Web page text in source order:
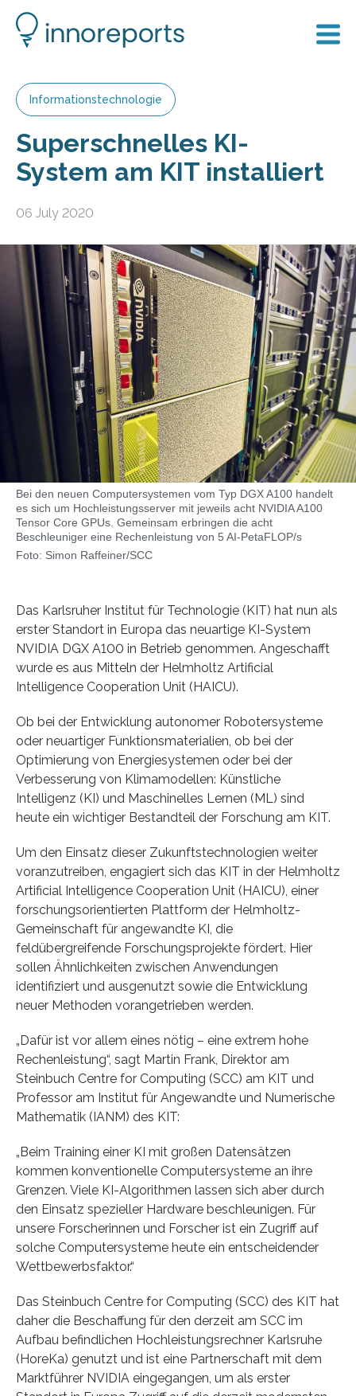
Informationstechnologie
Superschnelles KI-
System am KIT installiert
06 July 2020
Bei den neuen Computersystemen vom Typ DGX A100 handelt
es sich um Hochleistungsserver mit jeweils acht NVIDIA A100
Tensor Core GPUs. Gemeinsam erbringen die acht
Beschleuniger eine Rechenleistung von 5 AI-PetaFLOP/s
Foto: Simon Raffeiner/SCC
Das Karlsruher Institut für Technologie (KIT) hat nun als
erster Standort in Europa das neuartige KI-System
NVIDIA DGX A100 in Betrieb genommen. Angeschafft
wurde es aus Mitteln der Helmholtz Artificial
Intelligence Cooperation Unit (HAICU).
Ob bei der Entwicklung autonomer Robotersysteme
oder neuartiger Funktionsmaterialien, ob bei der
Optimierung von Energiesystemen oder bei der
Verbesserung von Klimamodellen: Künstliche
Intelligenz (KI) und Maschinelles Lernen (ML) sind
heute ein wichtiger Bestandteil der Forschung am KIT.
Um den Einsatz dieser Zukunftstechnologien weiter
voranzutreiben, engagiert sich das KIT in der Helmholtz
Artificial Intelligence Cooperation Unit (HAICU), einer
forschungsorientierten Plattform der Helmholtz-
Gemeinschaft für angewandte KI, die
feldübergreifende Forschungsprojekte fördert. Hier
sollen Ähnlichkeiten zwischen Anwendungen
identifiziert und ausgenutzt sowie die Entwicklung
neuer Methoden vorangetrieben werden.
„Dafür ist vor allem eines nötig – eine extrem hohe
Rechenleistung“, sagt Martin Frank, Direktor am
Steinbuch Centre for Computing (SCC) am KIT und
Professor am Institut für Angewandte und Numerische
Mathematik (IANM) des KIT:
„Beim Training einer KI mit großen Datensätzen
kommen konventionelle Computersysteme an ihre
Grenzen. Viele KI-Algorithmen lassen sich aber durch
den Einsatz spezieller Hardware beschleunigen. Für
unsere Forscherinnen und Forscher ist ein Zugriff auf
solche Computersysteme heute ein entscheidender
Wettbewerbsfaktor.“
Das Steinbuch Centre for Computing (SCC) des KIT hat
daher die Beschaffung für den derzeit am SCC im
Aufbau befindlichen Hochleistungsrechner Karlsruhe
(HoreKa) genutzt und ist eine Partnerschaft mit dem
Marktführer NVIDIA eingegangen, um als erster